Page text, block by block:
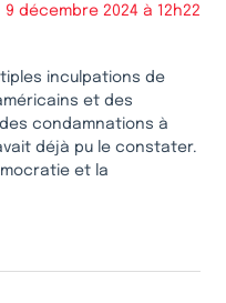
9 décembre 2024 à 12h22
inculpations de
et des
condamnations à
déjà pu le constater.
et la